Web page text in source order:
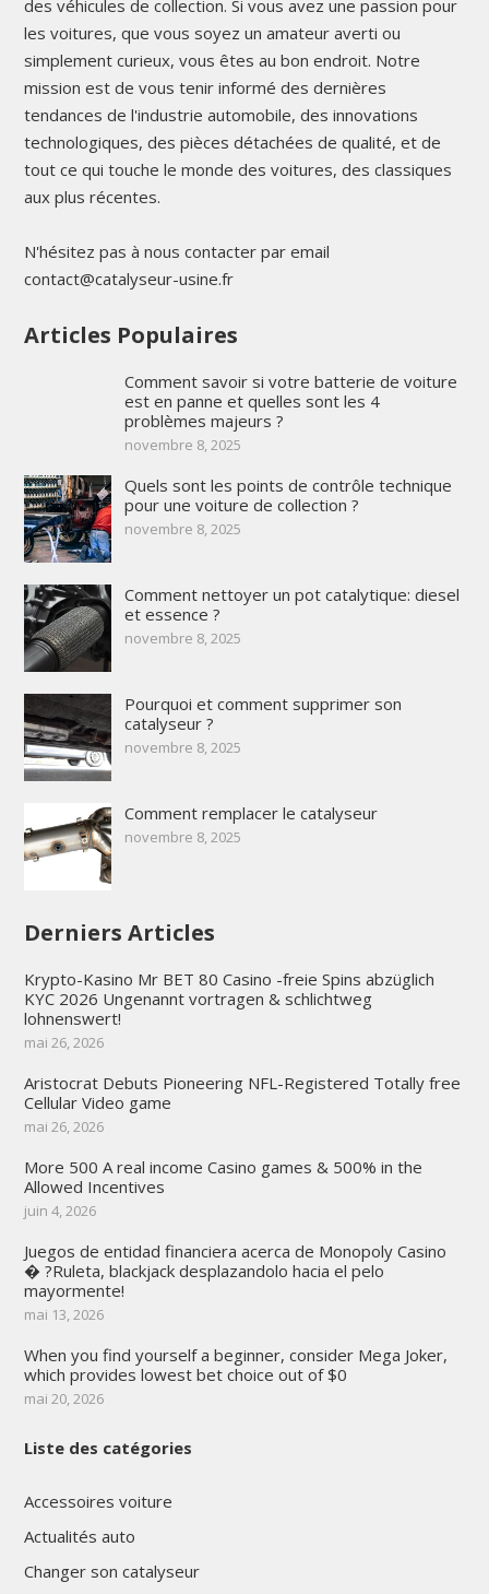
des véhicules de collection. Si vous avez une passion pour
les voitures, que vous soyez un amateur averti ou
simplement curieux, vous êtes au bon endroit. Notre
mission est de vous tenir informé des dernières
tendances de l'industrie automobile, des innovations
technologiques, des pièces détachées de qualité, et de
tout ce qui touche le monde des voitures, des classiques
aux plus récentes.
N'hésitez pas à nous contacter par email
contact@catalyseur-usine.fr
Articles Populaires
Comment savoir si votre batterie de voiture
est en panne et quelles sont les 4
problèmes majeurs ?
novembre 8, 2025
Quels sont les points de contrôle technique
pour une voiture de collection ?
novembre 8, 2025
Comment nettoyer un pot catalytique: diesel
et essence ?
novembre 8, 2025
Pourquoi et comment supprimer son
catalyseur ?
novembre 8, 2025
Comment remplacer le catalyseur
novembre 8, 2025
Derniers Articles
Krypto-Kasino Mr BET 80 Casino -freie Spins abzüglich
KYC 2026 Ungenannt vortragen & schlichtweg
lohnenswert!
mai 26, 2026
Aristocrat Debuts Pioneering NFL-Registered Totally free
Cellular Video game
mai 26, 2026
More 500 A real income Casino games & 500% in the
Allowed Incentives
juin 4, 2026
Juegos de entidad financiera acerca de Monopoly Casino
� ?Ruleta, blackjack desplazandolo hacia el pelo
mayormente!
mai 13, 2026
When you find yourself a beginner, consider Mega Joker,
which provides lowest bet choice out of $0
mai 20, 2026
Liste des catégories
Accessoires voiture
Actualités auto
Changer son catalyseur